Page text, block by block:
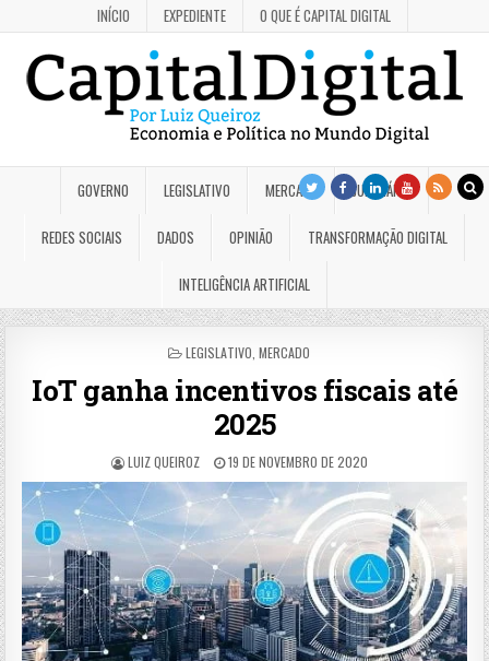
INÍCIO EXPEDIENTE O QUE É CAPITAL DIGITAL
GOVERNO LEGISLATIVO MERCADO JUDICIÁRIO
REDES SOCIAIS DADOS OPINIÃO TRANSFORMAÇÃO DIGITAL
INTELIGÊNCIA ARTIFICIAL
POSTED
LEGISLATIVO MERCADO
IoT ganha incentivos fiscais até
2025
LUIZ QUEIROZ 19 DE NOVEMBRO DE 2020